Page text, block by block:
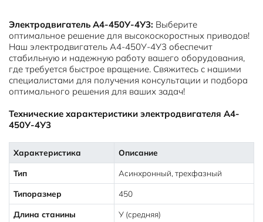
Электродвигатель А4-450У-4У3: Выберите
оптимальное решение для высокоскоростных приводов!
Наш электродвигатель А4-450У-4У3 обеспечит
стабильную и надежную работу вашего оборудования,
где требуется быстрое вращение. Свяжитесь с нашими
специалистами для получения консультации и подбора
оптимального решения для ваших задач!
Технические характеристики электродвигателя А4-
450У-4У3
Характеристика Описание
Тип Асинхронный, трехфазный
Типоразмер 450
Длина станины У (средняя)